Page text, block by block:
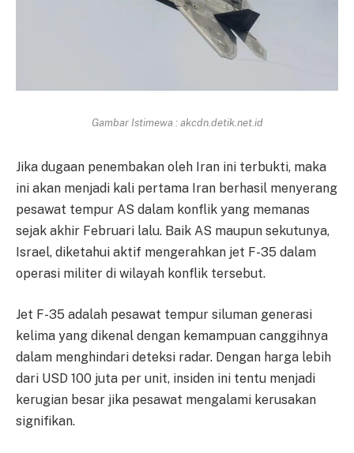
Gambar Istimewa : akcdn.detik.net.id
Jika dugaan penembakan oleh Iran ini terbukti, maka
ini akan menjadi kali pertama Iran berhasil menyerang
pesawat tempur AS dalam konflik yang memanas
sejak akhir Februari lalu. Baik AS maupun sekutunya,
Israel, diketahui aktif mengerahkan jet F-35 dalam
operasi militer di wilayah konflik tersebut.
Jet F-35 adalah pesawat tempur siluman generasi
kelima yang dikenal dengan kemampuan canggihnya
dalam menghindari deteksi radar. Dengan harga lebih
dari USD 100 juta per unit, insiden ini tentu menjadi
kerugian besar jika pesawat mengalami kerusakan
signifikan.